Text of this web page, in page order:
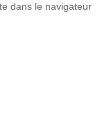
dans le navigateur